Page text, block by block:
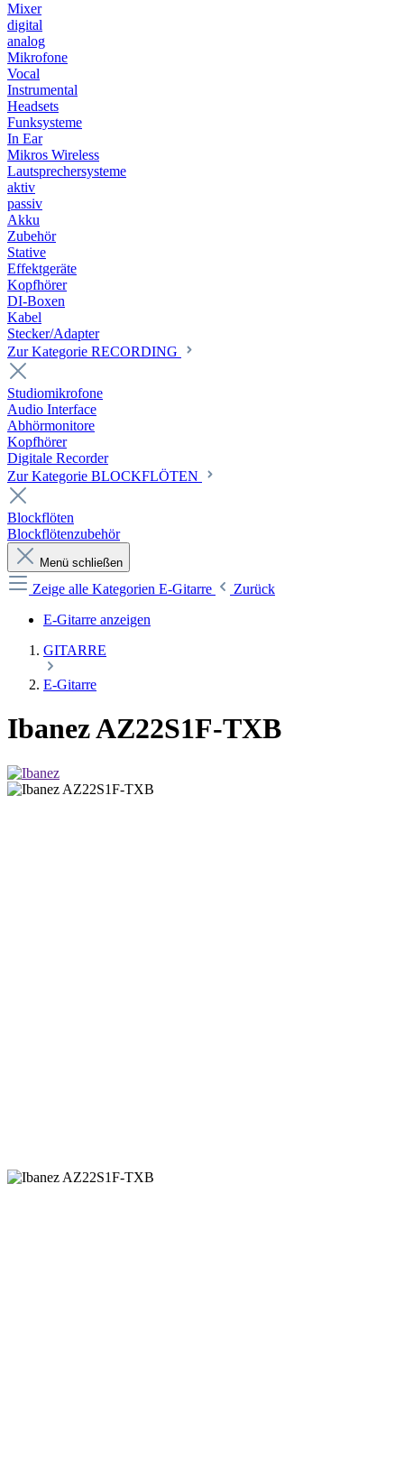
Mixer
digital
analog
Mikrofone
Vocal
Instrumental
Headsets
Funksysteme
In Ear
Mikros Wireless
Lautsprechersysteme
aktiv
passiv
Akku
Zubehör
Stative
Effektgeräte
Kopfhörer
DI-Boxen
Kabel
Stecker/Adapter
Zur Kategorie RECORDING
Studiomikrofone
Audio Interface
Abhörmonitore
Kopfhörer
Digitale Recorder
Zur Kategorie BLOCKFLÖTEN
Blockflöten
Blockflötenzubehör
Menü schließen
Zeige alle Kategorien E-Gitarre
Zurück
E-Gitarre anzeigen
GITARRE
E-Gitarre
Ibanez AZ22S1F-TXB